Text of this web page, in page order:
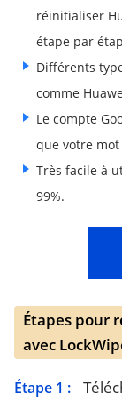
réinitialiser
étape par
Différents
comme
Le compte
que votre mot
Très facile à
99%.
Étapes pour
avec
Étape 1 :